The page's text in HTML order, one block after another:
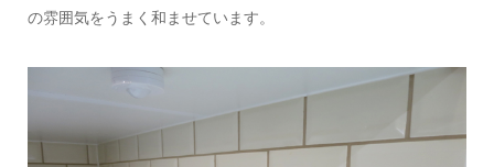
の雰囲気をうまく和ませています。